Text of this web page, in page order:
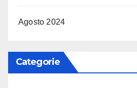
Agosto 2024
Categorie